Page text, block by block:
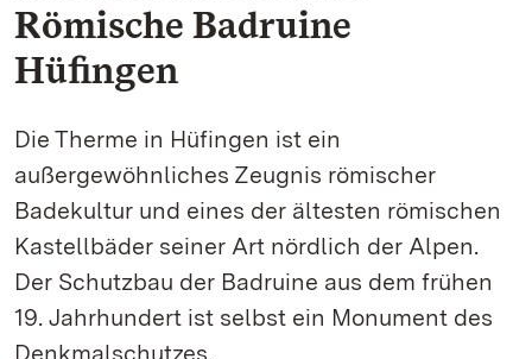
Römische Badruine
Hüfingen
Die Therme in Hüfingen ist ein
außergewöhnliches Zeugnis römischer
Badekultur und eines der ältesten römischen
Kastellbäder seiner Art nördlich der Alpen.
Der Schutzbau der Badruine aus dem frühen
19. Jahrhundert ist selbst ein Monument des